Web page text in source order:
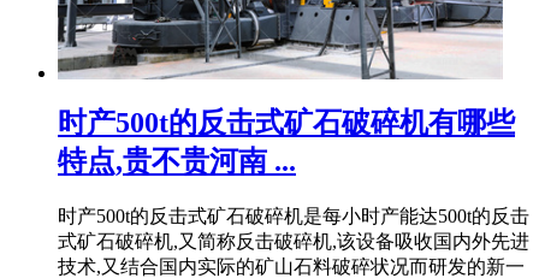
时产500t的反击式矿石破碎机有哪些
特点,贵不贵河南 ...
时产500t的反击式矿石破碎机是每小时产能达500t的反击
式矿石破碎机,又简称反击破碎机,该设备吸收国内外先进
技术,又结合国内实际的矿山石料破碎状况而研发的新一